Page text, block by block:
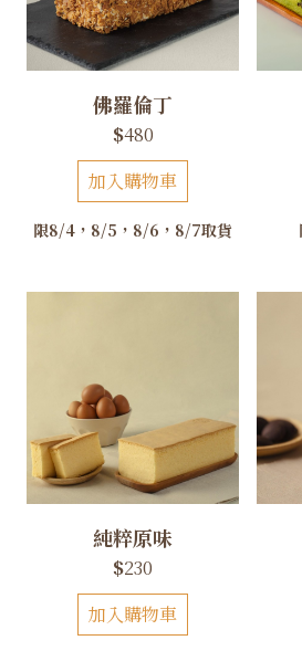
佛羅倫丁
$480
加入購物車
限8/4，8/5，8/6，8/7取貨
純粹原味
$230
加入購物車